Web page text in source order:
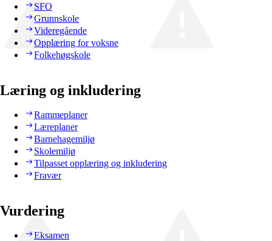
SFO
Grunnskole
Videregående
Opplæring for voksne
Folkehøgskole
Læring og inkludering
Rammeplaner
Læreplaner
Barnehagemiljø
Skolemiljø
Tilpasset opplæring og inkludering
Fravær
Vurdering
Eksamen